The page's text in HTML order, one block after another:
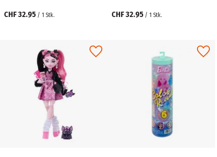
CHF 32.95 / 1 Stk.
CHF 32.95 / 1 Stk.